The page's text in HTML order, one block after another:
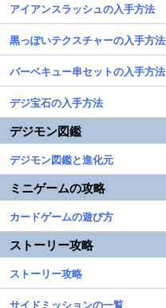
アイアンスラッシュの入手方法
黒っぽいテクスチャーの入手方法
バーベキュー串セットの入手方法
デジ宝石の入手方法
デジモン図鑑
デジモン図鑑と進化元
ミニゲームの攻略
カードゲームの遊び方
ストーリー攻略
ストーリー攻略
サイドミッションの一覧